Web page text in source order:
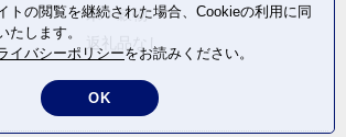
米・穀物
返礼品なし
トの閲覧を継続された場合、Cookieの利用に同
たします。
イバシーポリシーをお読みください。
OK